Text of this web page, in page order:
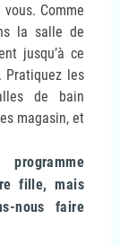
Comme
la salle de
jusqu’à ce
les
de bain
magasin, et
fille, mais
nous faire